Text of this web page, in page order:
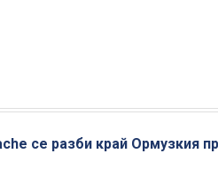
се разби край Ормузкия